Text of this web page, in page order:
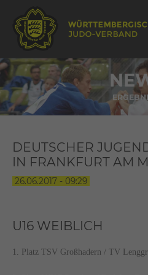
DEUTSCHER
IN FRANKFURT AM
26.06.2017 - 09:29
U16 WEIBLICH
1. Platz TSV Großhadern / TV